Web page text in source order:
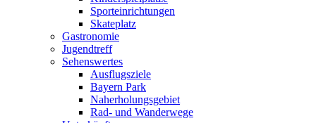
Sporteinrichtungen
Skateplatz
Gastronomie
Jugendtreff
Sehenswertes
Ausflugsziele
Bayern Park
Naherholungsgebiet
Rad- und Wanderwege